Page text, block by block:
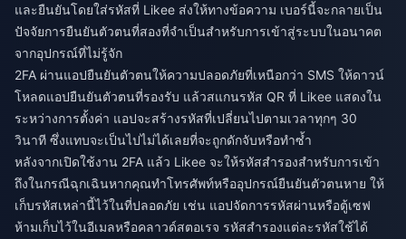
และยืนยันโดยใส่รหัสที่ Likee ส่งให้ทางข้อความ เบอร์นี้จะกลายเป็น
ปัจจัยการยืนยันตัวตนที่สองที่จำเป็นสำหรับการเข้าสู่ระบบในอนาคต
จากอุปกรณ์ที่ไม่รู้จัก
2FA ผ่านแอปยืนยันตัวตนให้ความปลอดภัยที่เหนือกว่า SMS ให้ดาวน์
โหลดแอปยืนยันตัวตนที่รองรับ แล้วสแกนรหัส QR ที่ Likee แสดงใน
ระหว่างการตั้งค่า แอปจะสร้างรหัสที่เปลี่ยนไปตามเวลาทุกๆ 30
วินาที ซึ่งแทบจะเป็นไปไม่ได้เลยที่จะถูกดักจับหรือทำซ้ำ
หลังจากเปิดใช้งาน 2FA แล้ว Likee จะให้รหัสสำรองสำหรับการเข้า
ถึงในกรณีฉุกเฉินหากคุณทำโทรศัพท์หรืออุปกรณ์ยืนยันตัวตนหาย ให้
เก็บรหัสเหล่านี้ไว้ในที่ปลอดภัย เช่น แอปจัดการรหัสผ่านหรือตู้เซฟ
ห้ามเก็บไว้ในอีเมลหรือคลาวด์สตอเรจ รหัสสำรองแต่ละรหัสใช้ได้